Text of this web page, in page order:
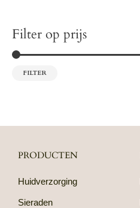
Filter op prijs
FILTER
PRODUCTEN
Huidverzorging
Sieraden